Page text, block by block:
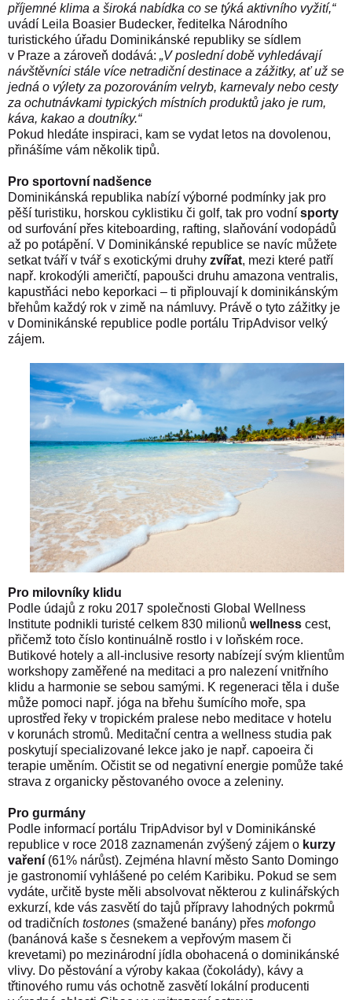
příjemné klima a široká nabídka co se týká aktivního vyžití,“
uvádí Leila Boasier Budecker, ředitelka Národního
turistického úřadu Dominikánské republiky se sídlem
v Praze a zároveň dodává: „V poslední době vyhledávají
návštěvníci stále více netradiční destinace a zážitky, ať už se
jedná o výlety za pozorováním velryb, karnevaly nebo cesty
za ochutnávkami typických místních produktů jako je rum,
káva, kakao a doutníky.“
Pokud hledáte inspiraci, kam se vydat letos na dovolenou,
přinášíme vám několik tipů.
Pro sportovní nadšence
Dominikánská republika nabízí výborné podmínky jak pro
pěší turistiku, horskou cyklistiku či golf, tak pro vodní sporty
od surfování přes kiteboarding, rafting, slaňování vodopádů
až po potápění. V Dominikánské republice se navíc můžete
setkat tváří v tvář s exotickými druhy zvířat, mezi které patří
např. krokodýli američtí, papoušci druhu amazona ventralis,
kapustňáci nebo keporkaci – ti připlouvají k dominikánským
břehům každý rok v zimě na námluvy. Právě o tyto zážitky je
v Dominikánské republice podle portálu TripAdvisor velký
zájem.
Pro milovníky klidu
Podle údajů z roku 2017 společnosti Global Wellness
Institute podnikli turisté celkem 830 milionů wellness cest,
přičemž toto číslo kontinuálně rostlo i v loňském roce.
Butikové hotely a all-inclusive resorty nabízejí svým klientům
workshopy zaměřené na meditaci a pro nalezení vnitřního
klidu a harmonie se sebou samými. K regeneraci těla i duše
může pomoci např. jóga na břehu šumícího moře, spa
uprostřed řeky v tropickém pralese nebo meditace v hotelu
v korunách stromů. Meditační centra a wellness studia pak
poskytují specializované lekce jako je např. capoeira či
terapie uměním. Očistit se od negativní energie pomůže také
strava z organicky pěstovaného ovoce a zeleniny.
Pro gurmány
Podle informací portálu TripAdvisor byl v Dominikánské
republice v roce 2018 zaznamenán zvýšený zájem o kurzy
vaření (61% nárůst). Zejména hlavní město Santo Domingo
je gastronomií vyhlášené po celém Karibiku. Pokud se sem
vydáte, určitě byste měli absolvovat některou z kulinářských
exkurzí, kde vás zasvětí do tajů přípravy lahodných pokrmů
od tradičních tostones (smažené banány) přes mofongo
(banánová kaše s česnekem a vepřovým masem či
krevetami) po mezinárodní jídla obohacená o dominikánské
vlivy. Do pěstování a výroby kakaa (čokolády), kávy a
třtinového rumu vás ochotně zasvětí lokální producenti